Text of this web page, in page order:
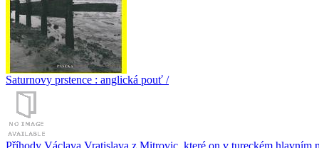
Saturnovy prstence : anglická pouť /
Příhody Václava Vratislava z Mitrovic, které on v tureckém hlavním